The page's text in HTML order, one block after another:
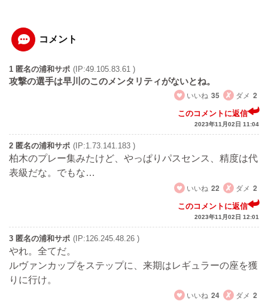
コメント
1 匿名の浦和サポ (IP:49.105.83.61 )
攻撃の選手は早川のこのメンタリティがないとね。
いいね 35 ダメ 2
このコメントに返信
2023年11月02日 11:04
2 匿名の浦和サポ (IP:1.73.141.183 )
柏木のプレー集みたけど、やっぱりパスセンス、精度は代
表級だな。でもな…
いいね 22 ダメ 2
このコメントに返信
2023年11月02日 12:01
3 匿名の浦和サポ (IP:126.245.48.26 )
やれ。全てだ。
ルヴァンカップをステップに、来期はレギュラーの座を獲
りに行け。
いいね 24 ダメ 2